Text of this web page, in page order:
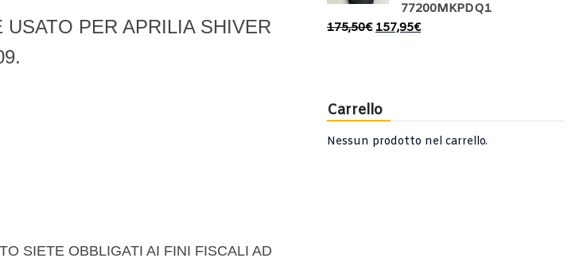
PER APRILIA SHIVER
SIETE OBBLIGATI AI FINI FISCALI AD
77200MKPDQ1
175,50€ 157,95€
Carrello
Nessun prodotto nel carrello.